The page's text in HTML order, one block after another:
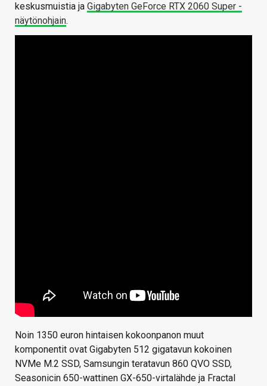
keskusmuistia ja Gigabyten GeForce RTX 2060 Super -
näytönohjain.
Noin 1350 euron hintaisen kokoonpanon muut
komponentit ovat Gigabyten 512 gigatavun kokoinen
NVMe M.2 SSD, Samsungin teratavun 860 QVO SSD,
Seasonicin 650-wattinen GX-650-virtalähde ja Fractal